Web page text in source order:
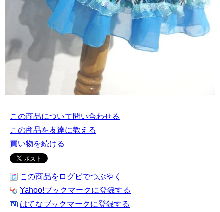
この商品について問い合わせる
この商品を友達に教える
買い物を続ける
この商品をログピでつぶやく
Yahoo!ブックマークに登録する
はてなブックマークに登録する